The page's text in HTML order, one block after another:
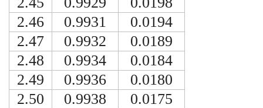
2.46
0.9931
0.0194
2.47
0.9932
0.0189
2.48
0.9934
0.0184
2.49
0.9936
0.0180
2.50
0.9938
0.0175